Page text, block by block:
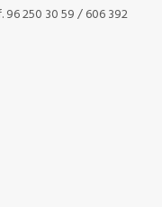
96 250 30 59 / 606 392